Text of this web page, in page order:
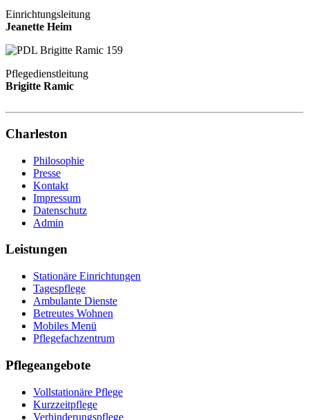
Einrichtungsleitung
Jeanette Heim
Pflegedienstleitung
Brigitte Ramic
Charleston
Philosophie
Presse
Kontakt
Impressum
Datenschutz
Admin
Leistungen
Stationäre Einrichtungen
Tagespflege
Ambulante Dienste
Betreutes Wohnen
Mobiles Menü
Pflegefachzentrum
Pflegeangebote
Vollstationäre Pflege
Kurzzeitpflege
Verhinderungspflege